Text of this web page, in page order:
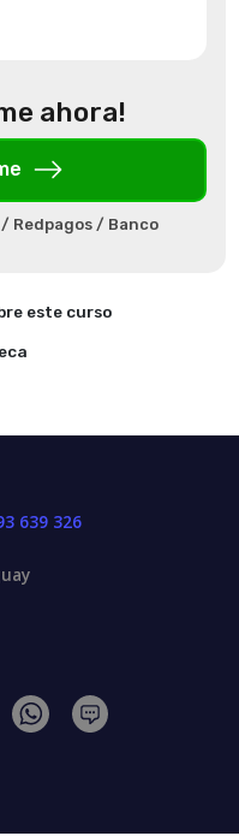
ahora!
/ Redpagos / Banco
este curso
639 326